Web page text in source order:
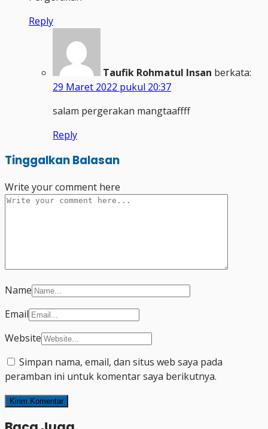
Reply
Taufik Rohmatul Insan berkata:
29 Maret 2022 pukul 20:37
salam pergerakan mangtaaffff
Reply
Tinggalkan Balasan
Write your comment here
Name
Email
Website
Simpan nama, email, dan situs web saya pada
peramban ini untuk komentar saya berikutnya.